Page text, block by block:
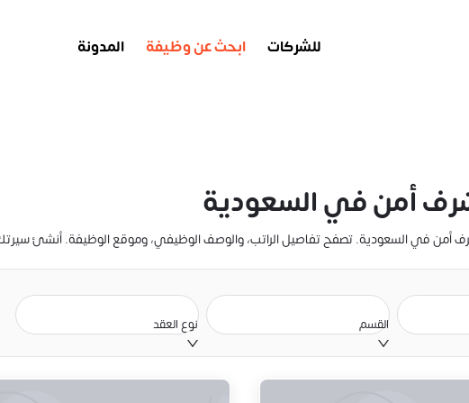
للشركات ابحث عن وظيفة المدونة
أمن في السعودية
القسم نوع العقد